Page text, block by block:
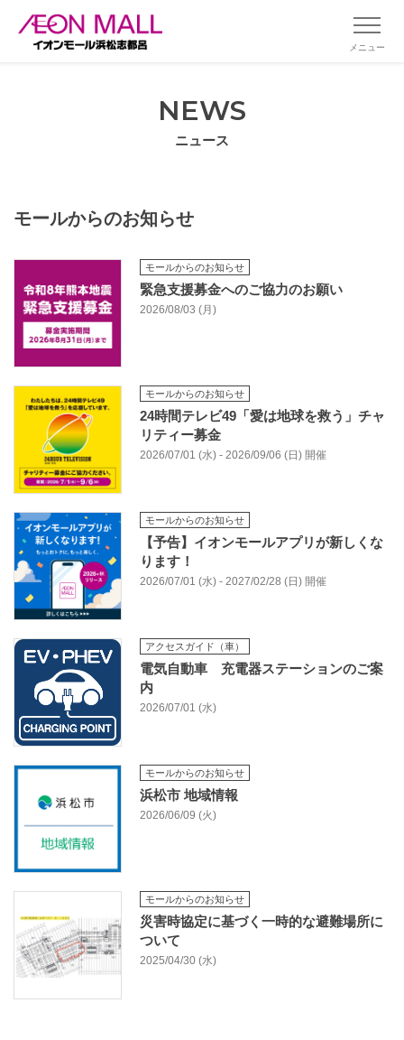
メニュー
NEWS
ニュース
モールからのお知らせ
モールからのお知らせ
緊急支援募金へのご協力のお願い
2026/08/03 (月)
モールからのお知らせ
24時間テレビ49「愛は地球を救う」チャ
リティー募金
2026/07/01 (水) - 2026/09/06 (日) 開催
モールからのお知らせ
【予告】イオンモールアプリが新しくな
ります！
2026/07/01 (水) - 2027/02/28 (日) 開催
アクセスガイド（車）
電気自動車 充電器ステーションのご案
内
2026/07/01 (水)
モールからのお知らせ
浜松市 地域情報
2026/06/09 (火)
モールからのお知らせ
災害時協定に基づく一時的な避難場所に
ついて
2025/04/30 (水)